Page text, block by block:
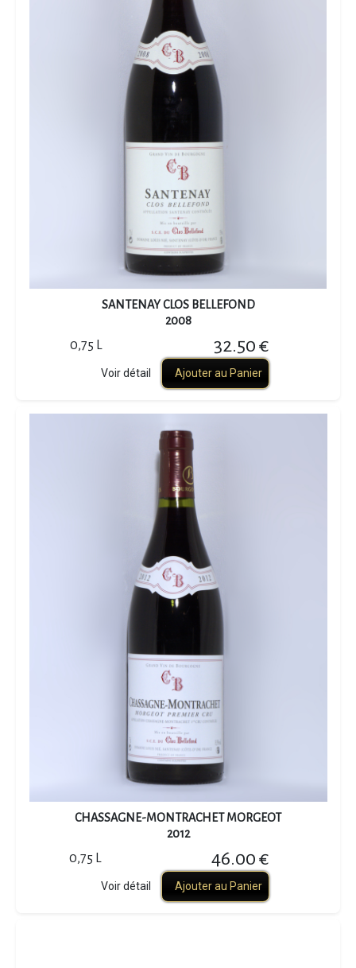
SANTENAY CLOS BELLEFOND
2008
0,75 L 32.50 €
Voir détail Ajouter au Panier
CHASSAGNE-MONTRACHET MORGEOT
2012
0,75 L 46.00 €
Voir détail Ajouter au Panier